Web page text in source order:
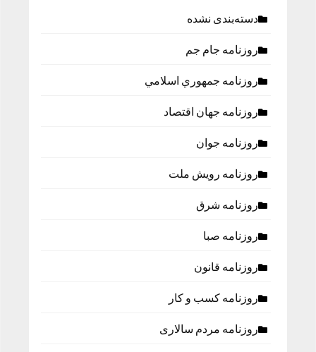
دسته‌بندی نشده
روزنامه جام جم
روزنامه جمهوري اسلامي
روزنامه جهان اقتصاد
روزنامه جوان
روزنامه رویش ملت
روزنامه شرق
روزنامه صبا
روزنامه قانون
روزنامه كسب و كار
روزنامه مردم سالاری